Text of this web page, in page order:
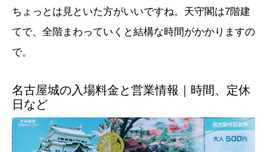
ちょっとは見といた方がいいですね。天守閣は7階建
てで、全階まわっていくと結構な時間がかかりますの
で。
名古屋城の入場料金と営業情報｜時間、定休
日など